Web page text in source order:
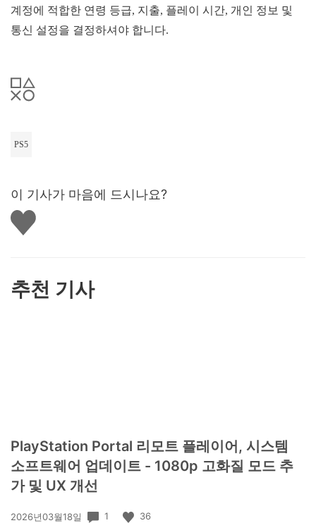
계정에 적합한 연령 등급, 지출, 플레이 시간, 개인 정보 및
통신 설정을 결정하셔야 합니다.
PS5
이 기사가 마음에 드시나요?
좋
아
추천 기사
PlayStation Portal 리모트 플레이어, 시스템
소프트웨어 업데이트 - 1080p 고화질 모드 추
가 및 UX 개선
공
2026년03월18일 1 36